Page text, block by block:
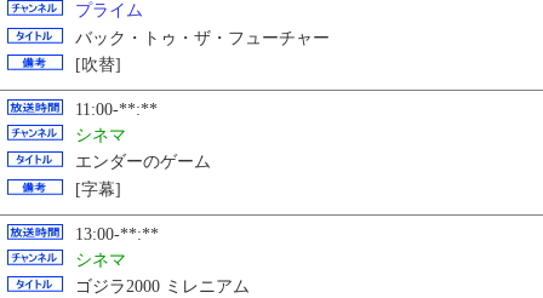
プライム
バック・トゥ・ザ・フューチャー
[吹替]
11:00-**:**
シネマ
エンダーのゲーム
[字幕]
13:00-**:**
シネマ
ゴジラ2000 ミレニアム